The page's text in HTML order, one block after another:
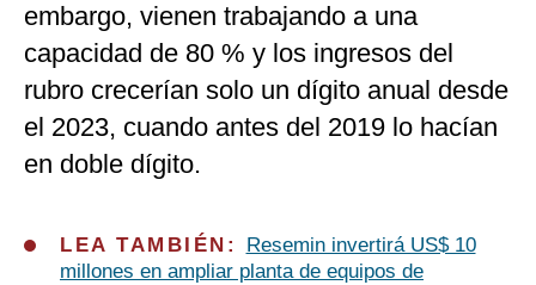
embargo, vienen trabajando a una
capacidad de 80 % y los ingresos del
rubro crecerían solo un dígito anual desde
el 2023, cuando antes del 2019 lo hacían
en doble dígito.
LEA TAMBIÉN:
Resemin invertirá US$ 10
millones en ampliar planta de equipos de